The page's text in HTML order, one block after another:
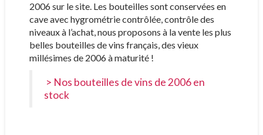
2006 sur le site. Les bouteilles sont conservées en
cave avec hygrométrie contrôlée, contrôle des
niveaux à l’achat, nous proposons à la vente les plus
belles bouteilles de vins français, des vieux
millésimes de 2006 à maturité !
> Nos bouteilles de vins de 2006 en
stock